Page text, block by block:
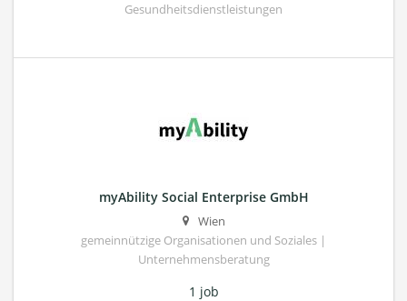
Gesundheitsdienstleistungen
myAbility Social Enterprise GmbH
Wien
gemeinnützige Organisationen und Soziales |
Unternehmensberatung
1 job